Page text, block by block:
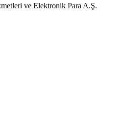
ve Elektronik Para A.Ş.